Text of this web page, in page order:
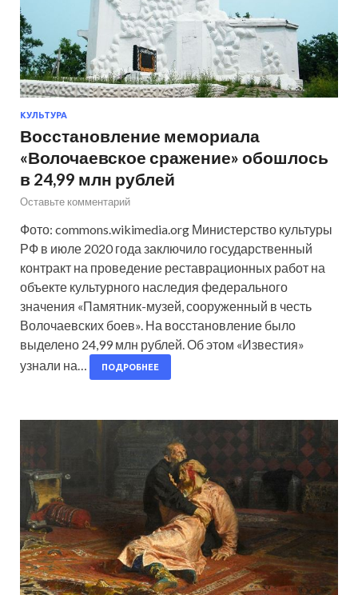
КУЛЬТУРА
Восстановление мемориала
«Волочаевское сражение» обошлось
в 24,99 млн рублей
Оставьте комментарий
Фото: commons.wikimedia.org Министерство культуры
РФ в июле 2020 года заключило государственный
контракт на проведение реставрационных работ на
объекте культурного наследия федерального
значения «Памятник-музей, сооруженный в честь
Волочаевских боев». На восстановление было
выделено 24,99 млн рублей. Об этом «Известия»
узнали на…
ПОДРОБНЕЕ